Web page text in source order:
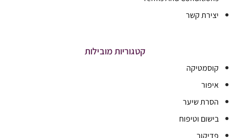
יצירת קשר
קטגוריות מובילות
קוסמטיקה
איפור
הסרת שיער
בישום וטיפוח
פדיקור